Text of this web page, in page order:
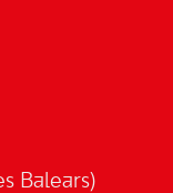
Balears)